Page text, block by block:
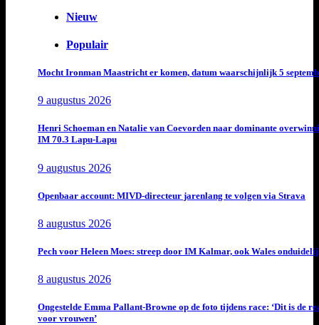
Nieuw
Populair
Mocht Ironman Maastricht er komen, datum waarschijnlijk 5
9 augustus 2026
Henri Schoeman en Natalie van Coevorden naar dominante
IM 70.3 Lapu-Lapu
9 augustus 2026
Openbaar account: MIVD-directeur jarenlang te volgen via Strava
8 augustus 2026
Pech voor Heleen Moes: streep door IM Kalmar, ook Wales
8 augustus 2026
Ongestelde Emma Pallant-Browne op de foto tijdens race: ‘Dit is de
voor vrouwen’